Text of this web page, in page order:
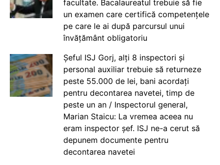
facultate. Bacalaureatul trebuie să fie
un examen care certifică competențele
pe care le ai după parcursul unui
învățământ obligatoriu
Șeful ISJ Gorj, alți 8 inspectori și
personal auxiliar trebuie să returneze
peste 55.000 de lei, bani acordați
pentru decontarea navetei, timp de
peste un an / Inspectorul general,
Marian Staicu: La vremea aceea nu
eram inspector șef. ISJ ne-a cerut să
depunem documente pentru
decontarea navetei